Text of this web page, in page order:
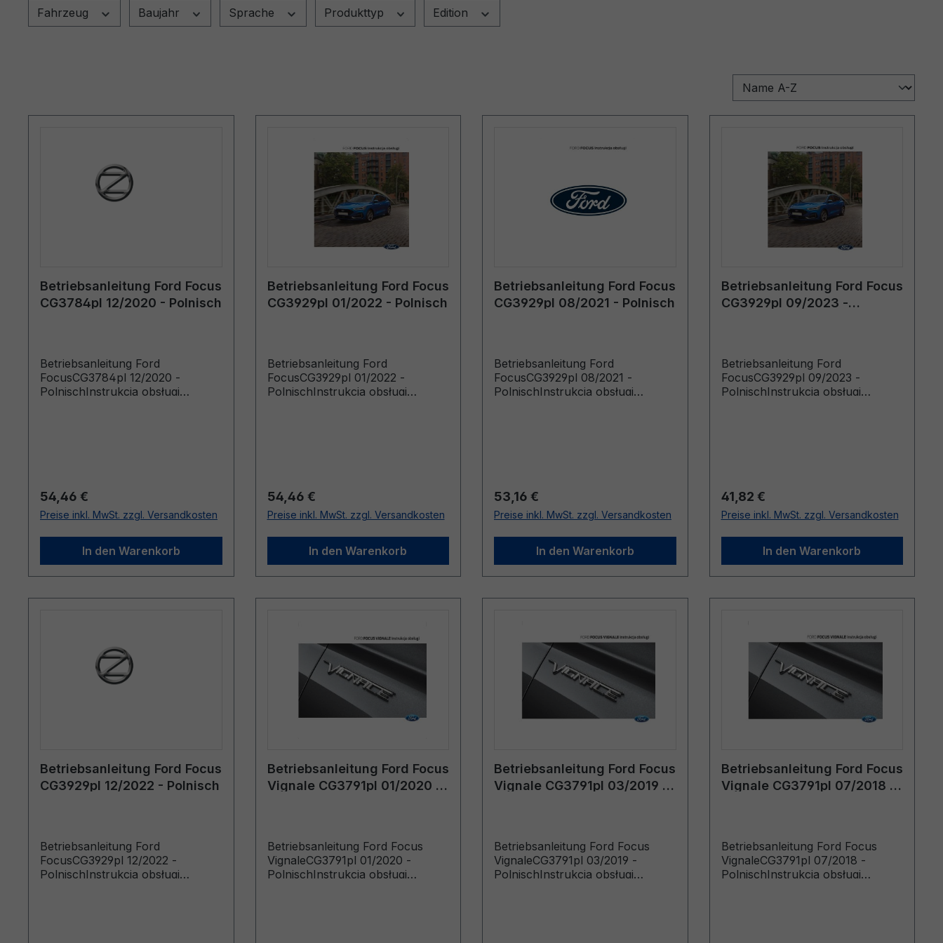
Fahrzeug Baujahr Sprache Produkttyp Edition
Betriebsanleitung Ford Focus
CG3784pl 12/2020 - Polnisch
Betriebsanleitung Ford
FocusCG3784pl 12/2020 -
PolnischInstrukcja obsługi
Regulärer Preis:
54,46 €
Preise inkl. MwSt. zzgl. Versandkosten
In den Warenkorb
Betriebsanleitung Ford Focus
CG3929pl 01/2022 - Polnisch
Betriebsanleitung Ford
FocusCG3929pl 01/2022 -
PolnischInstrukcja obsługi
Regulärer Preis:
54,46 €
Preise inkl. MwSt. zzgl. Versandkosten
In den Warenkorb
Betriebsanleitung Ford Focus
CG3929pl 08/2021 - Polnisch
Betriebsanleitung Ford
FocusCG3929pl 08/2021 -
PolnischInstrukcja obsługi
Regulärer Preis:
53,16 €
Preise inkl. MwSt. zzgl. Versandkosten
In den Warenkorb
Betriebsanleitung Ford Focus
CG3929pl 09/2023 -
Betriebsanleitung Ford
FocusCG3929pl 09/2023 -
PolnischInstrukcja obsługi
Regulärer Preis:
41,82 €
Preise inkl. MwSt. zzgl. Versandkosten
In den Warenkorb
Betriebsanleitung Ford Focus
CG3929pl 12/2022 - Polnisch
Betriebsanleitung Ford
FocusCG3929pl 12/2022 -
PolnischInstrukcja obsługi
Betriebsanleitung Ford Focus
Vignale CG3791pl 01/2020 -
Betriebsanleitung Ford Focus
VignaleCG3791pl 01/2020 -
PolnischInstrukcja obsługi
Betriebsanleitung Ford Focus
Vignale CG3791pl 03/2019 -
Betriebsanleitung Ford Focus
VignaleCG3791pl 03/2019 -
PolnischInstrukcja obsługi
Betriebsanleitung Ford Focus
Vignale CG3791pl 07/2018 -
Betriebsanleitung Ford Focus
VignaleCG3791pl 07/2018 -
PolnischInstrukcja obsługi